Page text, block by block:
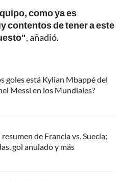
como ya es
contentos de tener a este
, añadió.
goles está Kylian Mbappé del
Messi en los Mundiales?
resumen de Francia vs. Suecia;
gol anulado y más